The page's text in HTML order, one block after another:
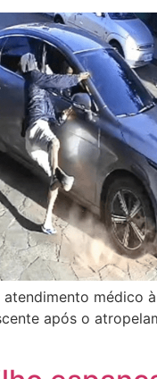
atendimento médico
após o